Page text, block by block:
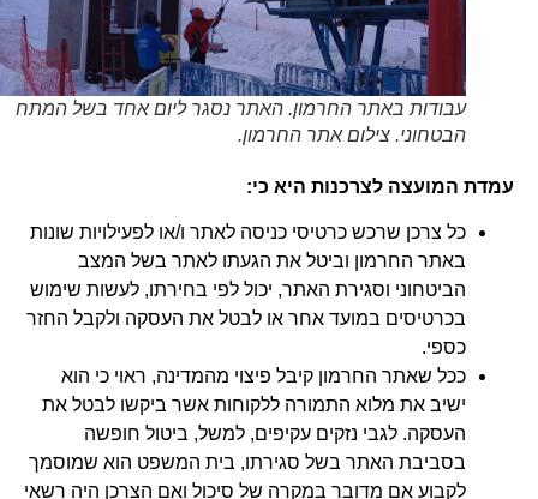
עבודות באתר החרמון. האתר נסגר ליום אחד בשל המתח
הבטחוני. צילום אתר החרמון.
עמדת המועצה לצרכנות היא כי:
כל צרכן שרכש כרטיסי כניסה לאתר ו/או לפעילויות שונות
באתר החרמון וביטל את הגעתו לאתר בשל המצב
הביטחוני וסגירת האתר, יכול לפי בחירתו, לעשות שימוש
בכרטיסים במועד אחר או לבטל את העסקה ולקבל החזר
כספי.
ככל שאתר החרמון קיבל פיצוי מהמדינה, ראוי כי הוא
ישיב את מלוא התמורה ללקוחות אשר ביקשו לבטל את
העסקה. לגבי נזקים עקיפים, למשל, ביטול חופשה
בסביבת האתר בשל סגירתו, בית המשפט הוא שמוסמך
לקבוע אם מדובר במקרה של סיכול ואם הצרכן היה רשאי